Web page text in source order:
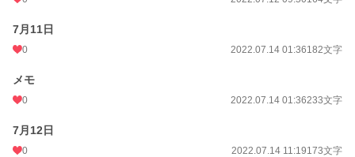
7月11日
0 2022.07.14 01:36182文字
メモ
0 2022.07.14 01:36233文字
7月12日
0 2022.07.14 11:19173文字